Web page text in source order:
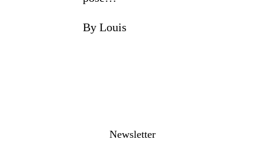
By Louis
Newsletter